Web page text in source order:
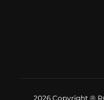
2026 Copyright ®